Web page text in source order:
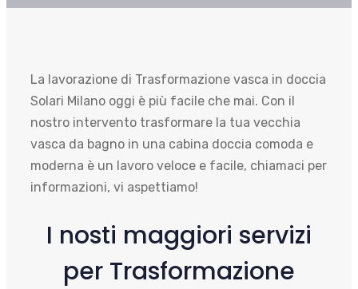
La lavorazione di Trasformazione vasca in doccia
Solari Milano oggi è più facile che mai. Con il
nostro intervento trasformare la tua vecchia
vasca da bagno in una cabina doccia comoda e
moderna è un lavoro veloce e facile, chiamaci per
informazioni, vi aspettiamo!
I nosti maggiori servizi
per Trasformazione